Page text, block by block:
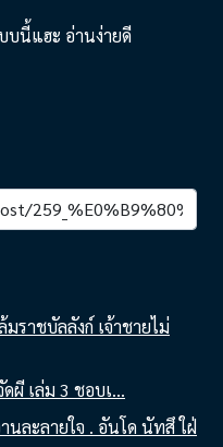
นี้แฮะ อ่านง่ายดี
ราชบัลลังก์ เจ้าชายไม่
ผี เล่ม 3 ชอบเ...
ละลายใจ . อันโด นัทสึ ใฝ่